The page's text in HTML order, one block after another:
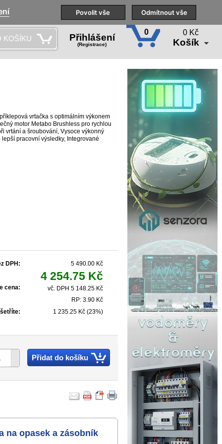
pobočky Technická podpora Školení
KOŠÍKU Přihlášení
(Registrace)
0 0 Kč
Košík
vrtačka s optimálním výkonem
motor Metabo Brushless pro rychlou
vrtání a šroubování, Vysoce výkonný
pracovní výsledky, Integrované
DPH: 5 490.00 Kč
cena:
4 254.75 Kč
vč. DPH 5 148.25 Kč
RP: 3.90 Kč
1 235.25 Kč (23%)
Přidat do košíku
na opasek a zásobník
Povolit vše Odmítnout vše